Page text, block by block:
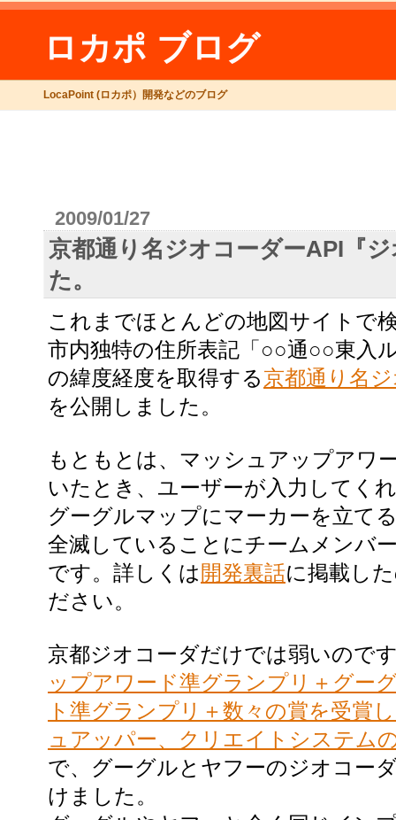
ロカポ ブログ
LocaPoint (ロカポ）開発などのブログ
2009/01/27
京都通り名ジオコーダーAPI『
た。
これまでほとんどの地図サイトで
市内独特の住所表記「○○通○○東入
の緯度経度を取得する京都通り名
を公開しました。
もともとは、マッシュアップアワ
いたとき、ユーザーが入力してく
グーグルマップにマーカーを立て
全滅していることにチームメンバ
です。詳しくは 開発裏話に掲載し
ださい。
京都ジオコーダだけでは弱いので
ップアワード準グランプリ＋グー
ト準グランプリ＋数々の賞を受賞
ュアッパー、クリエイトシステム
で、グーグルとヤフーのジオコー
けました。